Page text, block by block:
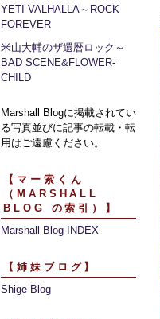
YETI VALHALLA～ROCK
FOREVER
米山大輔のザ還暦ロック～
BAD SCENE&FLOWER-
CHILD
Marshall Blogに掲載されてい
る写真並びに記事の転載・転
用はご遠慮ください。
【マー索くん
（MARSHALL
BLOG の索引）】
Marshall Blog INDEX
【姉妹ブログ】
Shige Blog